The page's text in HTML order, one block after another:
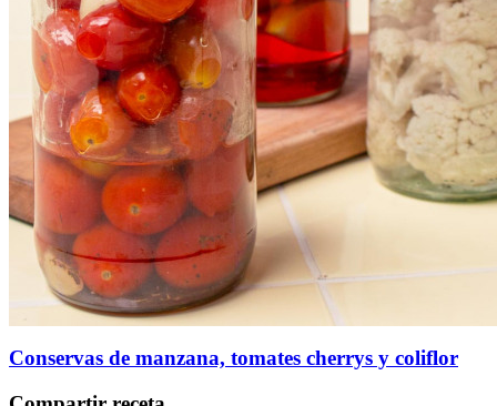
Conservas de manzana, tomates cherrys y coliflor